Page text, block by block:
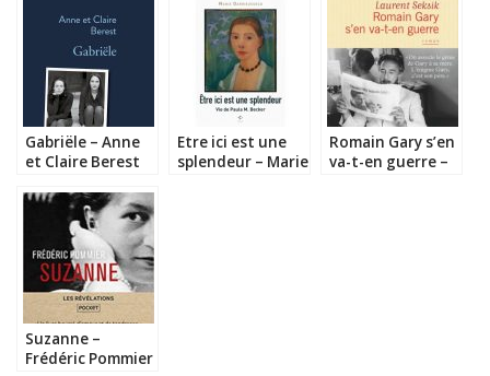
Gabriële – Anne
et Claire Berest
Etre ici est une
splendeur – Marie
Romain Gary s’en
va-t-en guerre –
Suzanne –
Frédéric Pommier